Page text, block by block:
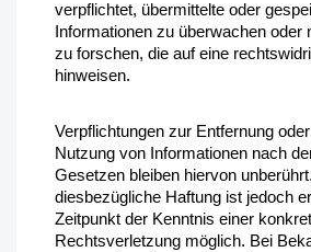
verpflichtet, übermittelte oder
Informationen zu überwachen oder
zu forschen, die auf eine
hinweisen.
Verpflichtungen zur Entfernung
Nutzung von Informationen nach
Gesetzen bleiben hiervon
diesbezügliche Haftung ist jedoch
Zeitpunkt der Kenntnis einer
Rechtsverletzung möglich. Bei